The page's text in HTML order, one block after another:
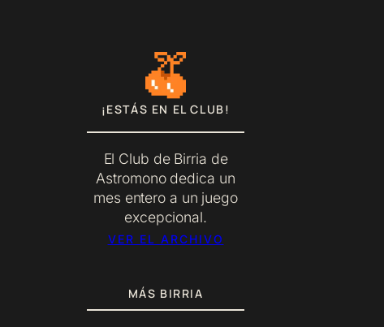
¡ESTÁS EN EL CLUB!
El Club de Birria de
Astromono dedica un
mes entero a un juego
excepcional.
VER EL ARCHIVO
MÁS BIRRIA